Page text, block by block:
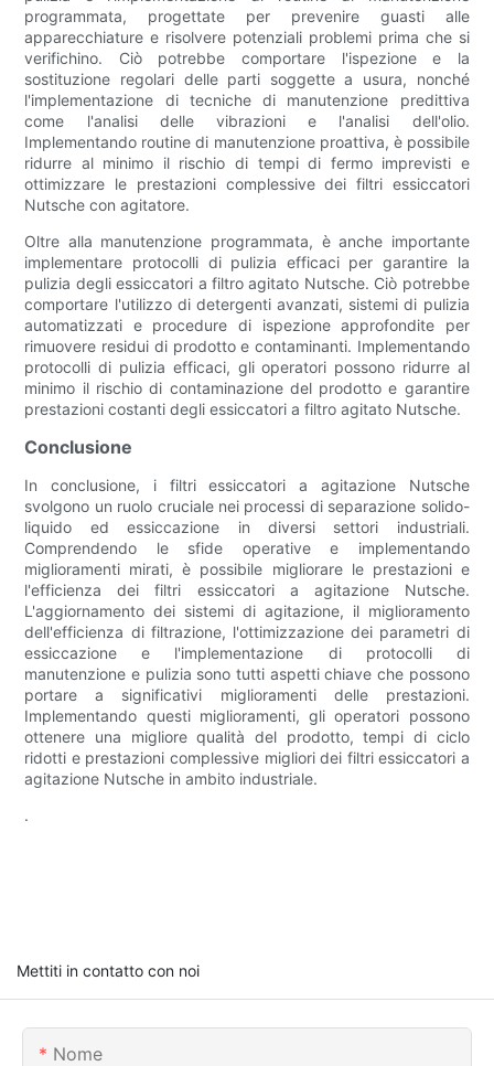
programmata, progettate per prevenire guasti alle
apparecchiature e risolvere potenziali problemi prima che si
verifichino. Ciò potrebbe comportare l'ispezione e la
sostituzione regolari delle parti soggette a usura, nonché
l'implementazione di tecniche di manutenzione predittiva
come l'analisi delle vibrazioni e l'analisi dell'olio.
Implementando routine di manutenzione proattiva, è possibile
ridurre al minimo il rischio di tempi di fermo imprevisti e
ottimizzare le prestazioni complessive dei filtri essiccatori
Nutsche con agitatore.
Oltre alla manutenzione programmata, è anche importante
implementare protocolli di pulizia efficaci per garantire la
pulizia degli essiccatori a filtro agitato Nutsche. Ciò potrebbe
comportare l'utilizzo di detergenti avanzati, sistemi di pulizia
automatizzati e procedure di ispezione approfondite per
rimuovere residui di prodotto e contaminanti. Implementando
protocolli di pulizia efficaci, gli operatori possono ridurre al
minimo il rischio di contaminazione del prodotto e garantire
prestazioni costanti degli essiccatori a filtro agitato Nutsche.
Conclusione
In conclusione, i filtri essiccatori a agitazione Nutsche
svolgono un ruolo cruciale nei processi di separazione solido-
liquido ed essiccazione in diversi settori industriali.
Comprendendo le sfide operative e implementando
miglioramenti mirati, è possibile migliorare le prestazioni e
l'efficienza dei filtri essiccatori a agitazione Nutsche.
L'aggiornamento dei sistemi di agitazione, il miglioramento
dell'efficienza di filtrazione, l'ottimizzazione dei parametri di
essiccazione e l'implementazione di protocolli di
manutenzione e pulizia sono tutti aspetti chiave che possono
portare a significativi miglioramenti delle prestazioni.
Implementando questi miglioramenti, gli operatori possono
ottenere una migliore qualità del prodotto, tempi di ciclo
ridotti e prestazioni complessive migliori dei filtri essiccatori a
agitazione Nutsche in ambito industriale.
.
Mettiti in contatto con noi
Nome